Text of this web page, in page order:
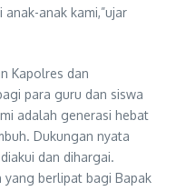
anak kami,”ujar
Kapolres dan
para guru dan siswa
adalah generasi hebat
Dukungan nyata
dan dihargai.
yang berlipat bagi Bapak